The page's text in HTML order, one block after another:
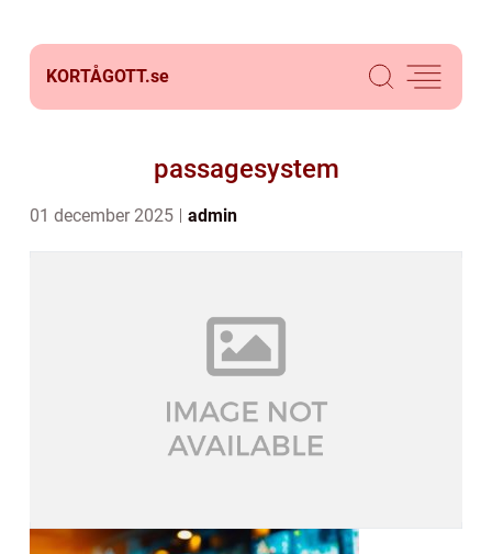
KORTÅGOTT.se
passagesystem
01 december 2025 admin